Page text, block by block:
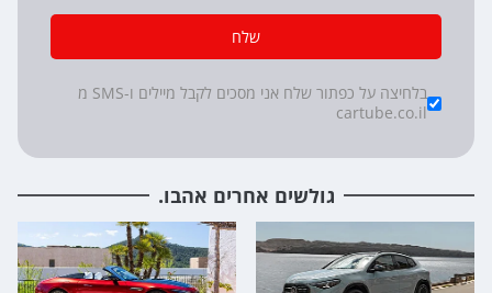
שלח
Checkboxes
*
בלחיצה על כפתור שלח אני מסכים לקבל מיילים ו-SMS מ
cartube.co.il
גולשים אחרים אהבו.